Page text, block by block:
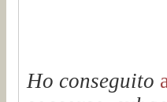
Ho conseguito